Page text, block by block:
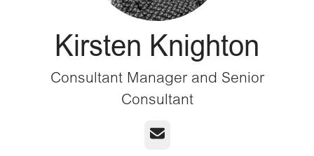
Kirsten Knighton
Consultant Manager and Senior
Consultant
E-post